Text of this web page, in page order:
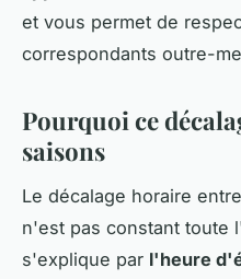
et vous permet de
correspondants outre-
Pourquoi ce
saisons
Le décalage horaire
n'est pas constant toute
s'explique par l'heure